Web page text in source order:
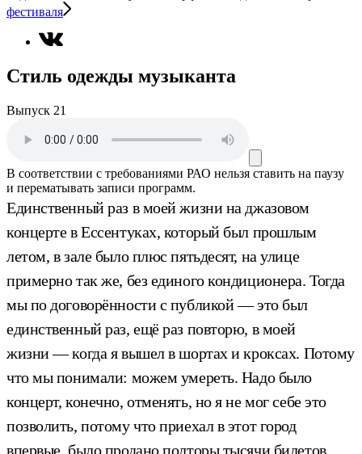
фестиваля
Стиль одежды музыканта
Выпуск 21
В соответствии с требованиями РАО нельзя ставить на паузу
и перематывать записи программ.
Единственный раз в моей жизни на джазовом
концерте в Ессентуках, который был прошлым
летом, в зале было плюс пятьдесят, на улице
примерно так же, без единого кондиционера. Тогда
мы по договорённости с публикой — это был
единственный раз, ещё раз повторю, в моей
жизни — когда я вышел в шортах и кроксах. Потому
что мы понимали: можем умереть. Надо было
концерт, конечно, отменять, но я не мог себе это
позволить, потому что приехал в этот город
впервые, было продано полторы тысячи билетов.